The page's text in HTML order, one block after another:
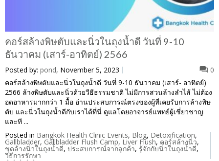
คอร์สล้างพิษตับและนิ่วในถุงน้ำดี วันที่ 9-10
ธันวาคม (เสาร์-อาทิตย์) 2566
Posted by: pond, November 5, 2023
0
คอร์สล้างพิษตับและนิ่วในถุงน้ำดี วันที่ 9-10 ธันวาคม (เสาร์- อาทิตย์)
2566 ล้างพิษตับและนิ่วด้วยวีธีธรรมชาติ ไม่มีการสวนล้างลำไส้ ไม่ต้อง
อดอาหารมากกว่า 1 มื้อ อ่านประสบการณ์ตรงของผู้ที่เคยรับการล้างพิษ
ตับ และนิ่วในถุงน้ำดีกับเราได้ที่นี่ ดูแลโดยอาจารย์แพทย์ผู้เชี่ยวชาญ
และที ...
Posted in Bangkok Health Clinic Events, Blog, Detoxification,
Gallbladder, Gallbladder Flush Camp, Liver Flush, คอร์สล้างนิ่ว,
ชุดล้างนิ่วในถุงน้ำดี, ประสบการณ์จากลูกค้า, รู้จักกับนิ่วในถุงน้ำดี,
วิธีการรักษา